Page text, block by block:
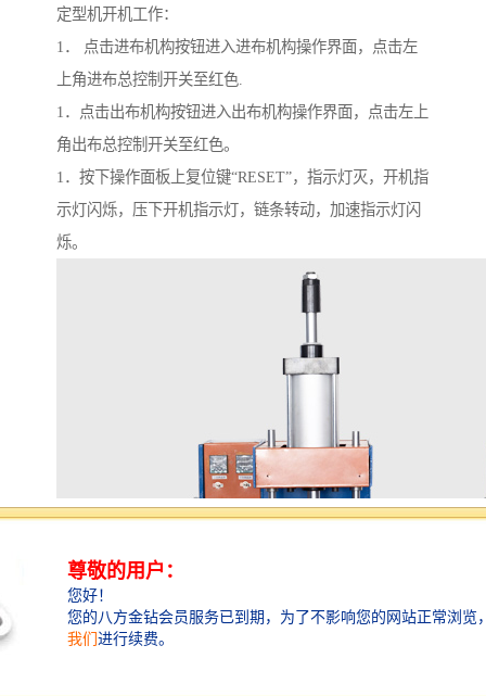
定型机开机工作：
1． 点击进布机构按钮进入进布机构操作界面，点击左
上角进布总控制开关至红色.
1．点击出布机构按钮进入出布机构操作界面，点击左上
角出布总控制开关至红色。
1．按下操作面板上复位键“RESET”，指示灯灭，开机指
示灯闪烁，压下开机指示灯，链条转动，加速指示灯闪
烁。